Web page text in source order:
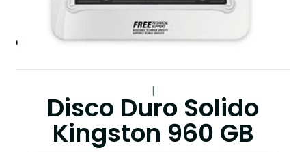
Disco Duro Solido
Kingston 960 GB